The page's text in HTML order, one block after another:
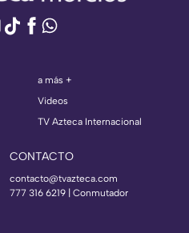
a más +
Videos
TV Azteca Internacional
CONTACTO
contacto@tvazteca.com
777 316 6219 | Conmutador